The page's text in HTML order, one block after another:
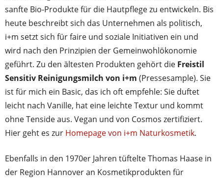
sanfte Bio-Produkte für die Hautpflege zu entwickeln. Bis
heute beschreibt sich das Unternehmen als politisch,
i+m setzt sich für faire und soziale Initiativen ein und
wird nach den Prinzipien der Gemeinwohlökonomie
geführt. Zu den ältesten Produkten gehört die Freistil
Sensitiv Reinigungsmilch von i+m (Pressesample). Sie
ist für mich ein Basic, das ich oft empfehle: Sie duftet
leicht nach Vanille, hat eine leichte Textur und kommt
ohne Tenside aus. Vegan und von Cosmos zertifiziert.
Hier geht es zur Homepage von i+m Naturkosmetik.
Ebenfalls in den 1970er Jahren tüftelte Thomas Haase in
der Region Hannover an Kosmetikprodukten für